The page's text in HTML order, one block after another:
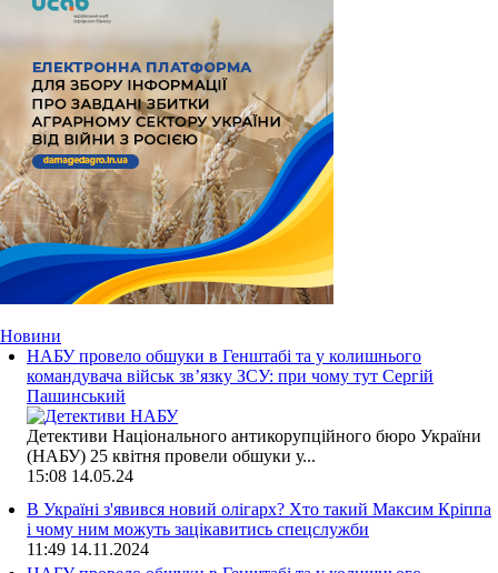
Новини
НАБУ провело обшуки в Генштабі та у колишнього
командувача військ зв’язку ЗСУ: при чому тут Сергій
Пашинський
Детективи Національного антикорупційного бюро України
(НАБУ) 25 квітня провели обшуки у...
15:08 14.05.24
В Україні з'явився новий олігарх? Хто такий Максим Кріппа
і чому ним можуть зацікавитись спецслужби
11:49 14.11.2024